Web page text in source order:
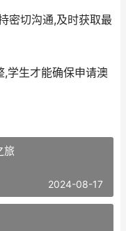
密切沟通,及时获取最
,学生才能确保申请澳
旅
2024-08-17